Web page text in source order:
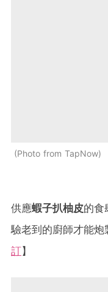
Photo from TapNow
供應蝦子扒柚皮的食
驗老到的廚師才能炮
訂】